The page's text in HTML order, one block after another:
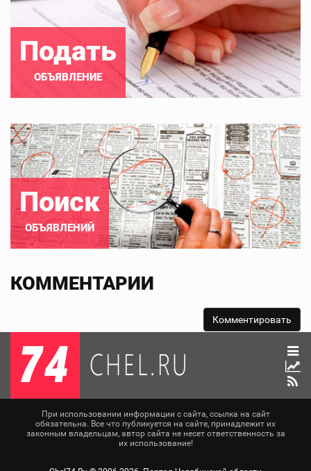
Подать
ОБЪЯВЛЕНИЕ
Поиск
ОБЪЯВЛЕНИЙ
КОММЕНТАРИИ
При использовании информации с сайта, ссылка на сайт
обязательна. Все что публикуется на сайте, принадлежит их
законным владельцам, автор сайта не несет ответственность за
их использование!